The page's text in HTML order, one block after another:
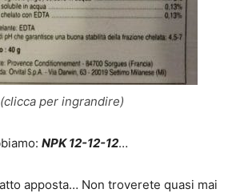
per ingrandire)
NPK 12-12-12…
apposta… Non troverete quasi mai